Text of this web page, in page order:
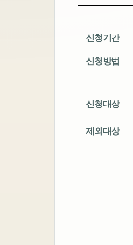
신청기간
신청방법
신청대상
제외대상